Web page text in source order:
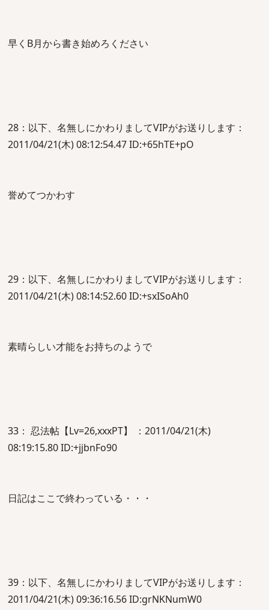
早くB月から書き始めろください
28：以下、名無しにかわりましてVIPがお送りします：
2011/04/21(木) 08:12:54.47 ID:+65hTE+pO
誉めてつかわす
29：以下、名無しにかわりましてVIPがお送りします：
2011/04/21(木) 08:14:52.60 ID:+sxISoAh0
素晴らしい才能をお持ちのようで
33： 忍法帖【Lv=26,xxxPT】 ：2011/04/21(木)
08:19:15.80 ID:+jjbnFo90
日記はここで終わっている・・・
39：以下、名無しにかわりましてVIPがお送りします：
2011/04/21(木) 09:36:16.56 ID:grNKNumW0